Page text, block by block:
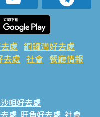
處 銅鑼灣好去處
去處 社會 餐廳情報
咀好去處
處 旺角好去處 社會